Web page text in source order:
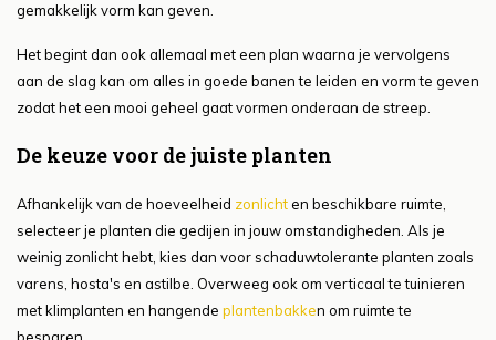
gemakkelijk vorm kan geven.
Het begint dan ook allemaal met een plan waarna je vervolgens
aan de slag kan om alles in goede banen te leiden en vorm te geven
zodat het een mooi geheel gaat vormen onderaan de streep.
De keuze voor de juiste planten
Afhankelijk van de hoeveelheid zonlichten beschikbare ruimte,
selecteer je planten die gedijen in jouw omstandigheden. Als je
weinig zonlicht hebt, kies dan voor schaduwtolerante planten zoals
varens, hosta's en astilbe. Overweeg ook om verticaal te tuinieren
met klimplanten en hangende plantenbakken om ruimte te